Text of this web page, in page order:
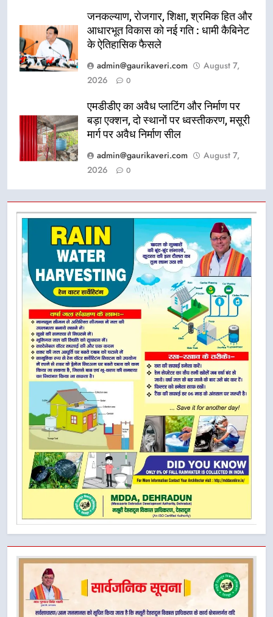
जनकल्याण, रोजगार, शिक्षा, श्रमिक हित और
आधारभूत विकास को नई गति : धामी कैबिनेट
के ऐतिहासिक फैसले
admin@gaurikaveri.com
August 7,
2026
0
एमडीडीए का अवैध प्लाटिंग और निर्माण पर
बड़ा एक्शन, दो स्थानों पर ध्वस्तीकरण, मसूरी
मार्ग पर अवैध निर्माण सील
admin@gaurikaveri.com
August 7,
2026
0